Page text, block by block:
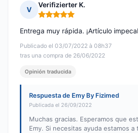
V
Verifizierter K.
Nota: 5 de 5
Publicado el 03/07/2022 à 08h37
tras una compra de 26/06/2022
Entrega muy rápida. ¡Artículo
Opinión traducida
Respuesta de Emy By Fizimed
Publicada el 26/09/2022
Muchas gracias. Esperamos que
Emy. Si necesitas ayuda estamos